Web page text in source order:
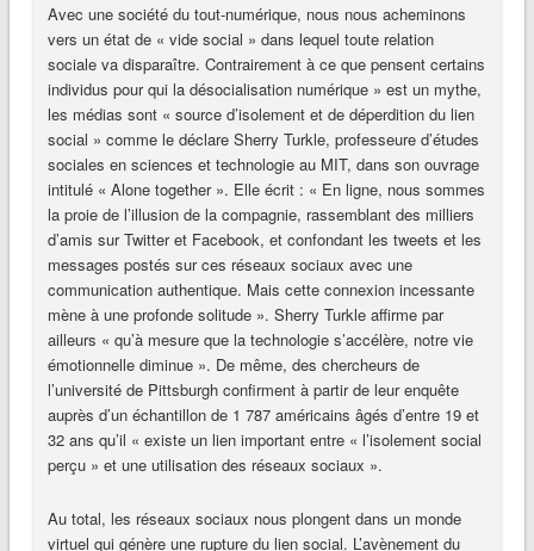
Avec une société du tout-numérique, nous nous acheminons
vers un état de « vide social » dans lequel toute relation
sociale va disparaître. Contrairement à ce que pensent certains
individus pour qui la désocialisation numérique » est un mythe,
les médias sont « source d’isolement et de déperdition du lien
social » comme le déclare Sherry Turkle, professeure d’études
sociales en sciences et technologie au MIT, dans son ouvrage
intitulé « Alone together ». Elle écrit : « En ligne, nous sommes
la proie de l’illusion de la compagnie, rassemblant des milliers
d’amis sur Twitter et Facebook, et confondant les tweets et les
messages postés sur ces réseaux sociaux avec une
communication authentique. Mais cette connexion incessante
mène à une profonde solitude ». Sherry Turkle affirme par
ailleurs « qu’à mesure que la technologie s’accélère, notre vie
émotionnelle diminue ». De même, des chercheurs de
l’université de Pittsburgh confirment à partir de leur enquête
auprès d’un échantillon de 1 787 américains âgés d’entre 19 et
32 ans qu’il « existe un lien important entre « l’isolement social
perçu » et une utilisation des réseaux sociaux ».
Au total, les réseaux sociaux nous plongent dans un monde
virtuel qui génère une rupture du lien social. L’avènement du